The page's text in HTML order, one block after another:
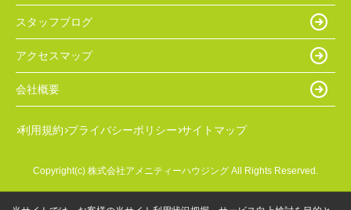
スタッフブログ
アクセスマップ
会社概要
利用規約 プライバシーポリシー サイトマップ
Copyright(c) 株式会社アメニティーハウジング All Rights Reserved.